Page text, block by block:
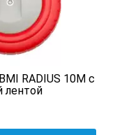
RADIUS 10M с
лентой